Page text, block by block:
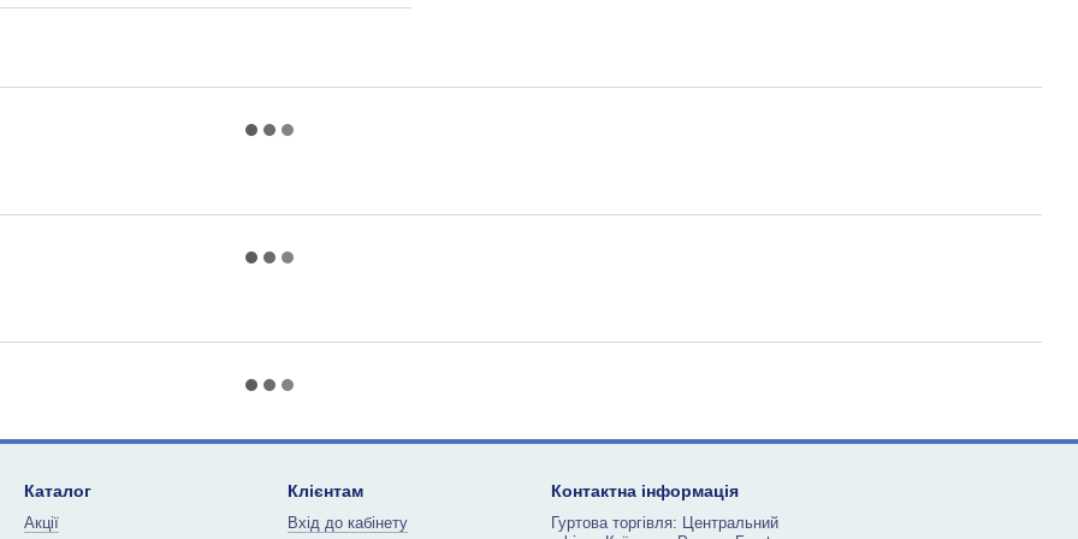
Каталог
Акції
Клієнтам
Вхід до кабінету
Контактна інформація
Гуртова торгівля: Центральний